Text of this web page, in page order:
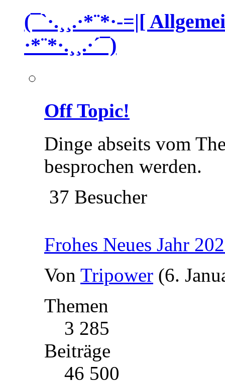
(¯`·.¸¸.·*¨*·-=|[
·*¨*·.¸¸.·´¯)
Off Topic!
Dinge abseits vom
besprochen werden.
37 Besucher
Frohes Neues Jahr
Von Tripower (6.
Themen
3 285
Beiträge
46 500